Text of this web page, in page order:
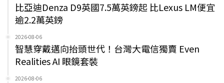
比亞迪Denza D9英國7.5萬英鎊起 比Lexus LM便宜
逾2.2萬英鎊
2026-08-06
智慧穿戴邁向抬頭世代！台灣大電信獨賣 Even
Realities AI 眼鏡套裝
2026-08-06